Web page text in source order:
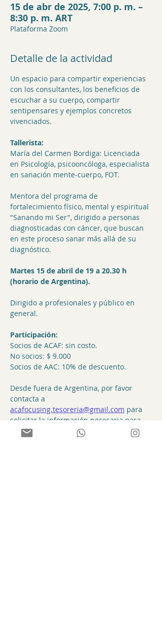
15 de abr de 2025, 7:00 p. m. –
8:30 p. m. ART
Plataforma Zoom
Detalle de la actividad
Un espacio para compartir experiencias
con los consultantes, los beneficios de
escuchar a su cuerpo, compartir
sentipensares y ejemplos concretos
vivenciados.
Tallerista:
María del Carmen Bordiga: Licenciada
en Psicología, psicooncóloga, especialista
en sanación mente-cuerpo, FOT.
Mentora del programa de
fortalecimiento físico, mental y espiritual
"Sanando mi Ser", dirigido a personas
diagnosticadas con cáncer, que buscan
en este proceso sanar más allá de su
diagnóstico.
Martes 15 de abril de 19 a 20.30 h
(horario de Argentina).
Dirigido a profesionales y público en
general.
Participación:
Socios de ACAF: sin costo.
No socios: $ 9.000
Socios de AAC: 10% de descuento.
Desde fuera de Argentina, por favor
contacta a
acafocusing.tesoreria@gmail.com para
solicitar la información necesaria para
realizar el pago, luego de completar el